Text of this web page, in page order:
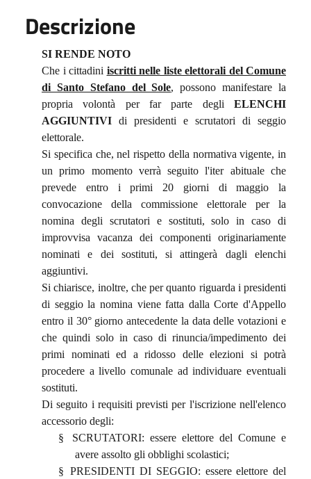
Descrizione
SI RENDE NOTO
Che i cittadini iscritti nelle liste elettorali del Comune
di Santo Stefano del Sole, possono manifestare la
propria volontà per far parte degli ELENCHI
AGGIUNTIVI di presidenti e scrutatori di seggio
elettorale.
Si specifica che, nel rispetto della normativa vigente, in
un primo momento verrà seguito l'iter abituale che
prevede entro i primi 20 giorni di maggio la
convocazione della commissione elettorale per la
nomina degli scrutatori e sostituti, solo in caso di
improvvisa vacanza dei componenti originariamente
nominati e dei sostituti, si attingerà dagli elenchi
aggiuntivi.
Si chiarisce, inoltre, che per quanto riguarda i presidenti
di seggio la nomina viene fatta dalla Corte d'Appello
entro il 30° giorno antecedente la data delle votazioni e
che quindi solo in caso di rinuncia/impedimento dei
primi nominati ed a ridosso delle elezioni si potrà
procedere a livello comunale ad individuare eventuali
sostituti.
Di seguito i requisiti previsti per l'iscrizione nell'elenco
accessorio degli:
§
SCRUTATORI: essere elettore del Comune e
avere assolto gli obblighi scolastici;
§
PRESIDENTI DI SEGGIO: essere elettore del